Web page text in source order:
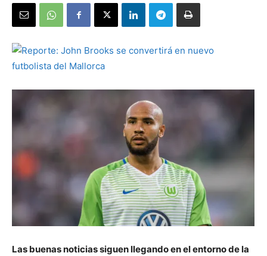
Las buenas noticias siguen llegando en el entorno de la